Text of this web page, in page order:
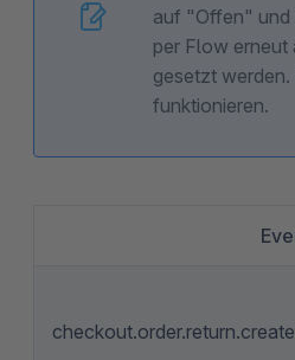
auf "Offen" und
per Flow
gesetzt
funktionieren.